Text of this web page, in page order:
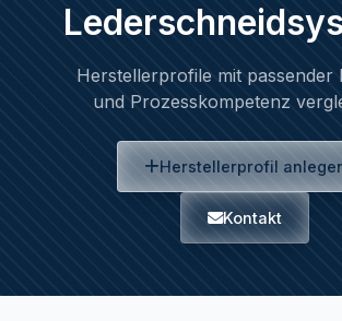
Herstellerprofile mit passender
und Prozesskompetenz
Herstellerprofil
Kontakt